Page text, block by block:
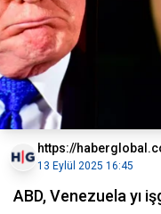
https://
13 Eylül 2025 16:45
ABD, Venezuela yı